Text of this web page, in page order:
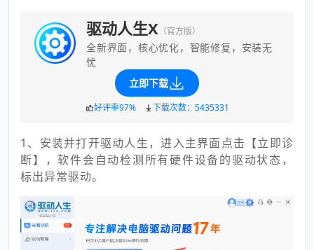
驱动人生X （官方版）
全新界面，核心优化，智能修复，安装无
忧
立即下载
好评率97% 下载次数：5435331
1、安装并打开驱动人生，进入主界面点击【立即诊
断】，软件会自动检测所有硬件设备的驱动状态，
标出异常驱动。